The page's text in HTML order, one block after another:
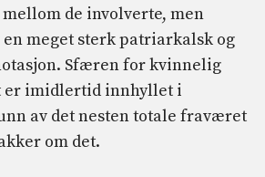
de involverte, men
meget sterk patriarkalsk og
Sfæren for kvinnelig
er imidlertid innhyllet i
av det nesten totale fraværet
om det.